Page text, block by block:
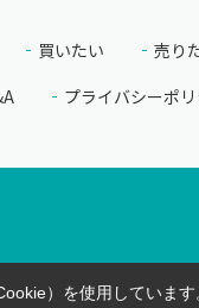
買いたい 売り
プライバシーポ
）を使用しています